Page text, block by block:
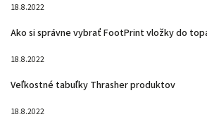
18.8.2022
Ako si správne vybrať FootPrint vložky do
18.8.2022
Veľkostné tabuľky Thrasher produktov
18.8.2022